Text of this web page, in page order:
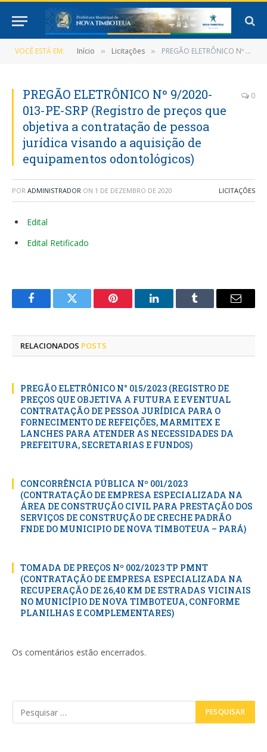
VOCÊ ESTÁ EM: Início » Licitações » PREGÃO ELETRÔNICO Nº 9/2020-013-PE-SRP (Registro de preços que objetiva a contratação de pessoa jurídica visando a aquisição de equipamentos odontológicos)
PREGÃO ELETRÔNICO Nº 9/2020-
013-PE-SRP (Registro de preços que
objetiva a contratação de pessoa
jurídica visando a aquisição de
equipamentos odontológicos)
0
POR ADMINISTRADOR ON 1 DE DEZEMBRO DE 2020 LICITAÇÕES
Edital
Edital Retificado
FacebookTwitter Pinterest LinkedInTumblr
E-
RELACIONADOS POSTS
PREGÃO ELETRÔNICO N° 015/2023 (REGISTRO DE
PREÇOS QUE OBJETIVA A FUTURA E EVENTUAL
CONTRATAÇÃO DE PESSOA JURÍDICA PARA O
FORNECIMENTO DE REFEIÇÕES, MARMITEX E
LANCHES PARA ATENDER AS NECESSIDADES DA
PREFEITURA, SECRETARIAS E FUNDOS)
CONCORRÊNCIA PÚBLICA Nº 001/2023
(CONTRATAÇÃO DE EMPRESA ESPECIALIZADA NA
ÁREA DE CONSTRUÇÃO CIVIL PARA PRESTAÇÃO DOS
SERVIÇOS DE CONSTRUÇÃO DE CRECHE PADRÃO
FNDE DO MUNICIPIO DE NOVA TIMBOTEUA – PARÁ)
TOMADA DE PREÇOS Nº 002/2023 TP PMNT
(CONTRATAÇÃO DE EMPRESA ESPECIALIZADA NA
RECUPERAÇÃO DE 26,40 KM DE ESTRADAS VICINAIS
NO MUNICÍPIO DE NOVA TIMBOTEUA, CONFORME
PLANILHAS E COMPLEMENTARES)
Os comentários estão encerrados.